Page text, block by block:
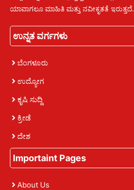
ಯಾವಾಗಲೂ ಮಾಹಿತಿ ಮತ್ತು ನವೀಕೃತತೆ ಇರುತ್ತದೆ.
ಉನ್ನತ ವರ್ಗಗಳು
ಬೆಂಗಳೂರು
ಉದ್ಯೋಗ
ಕೃಷಿ ಸುದ್ದಿ
ಕ್ರೀಡೆ
ದೇಶ
Importaint Pages
About Us